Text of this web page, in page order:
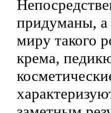
придуманы, а
миру такого
крема,